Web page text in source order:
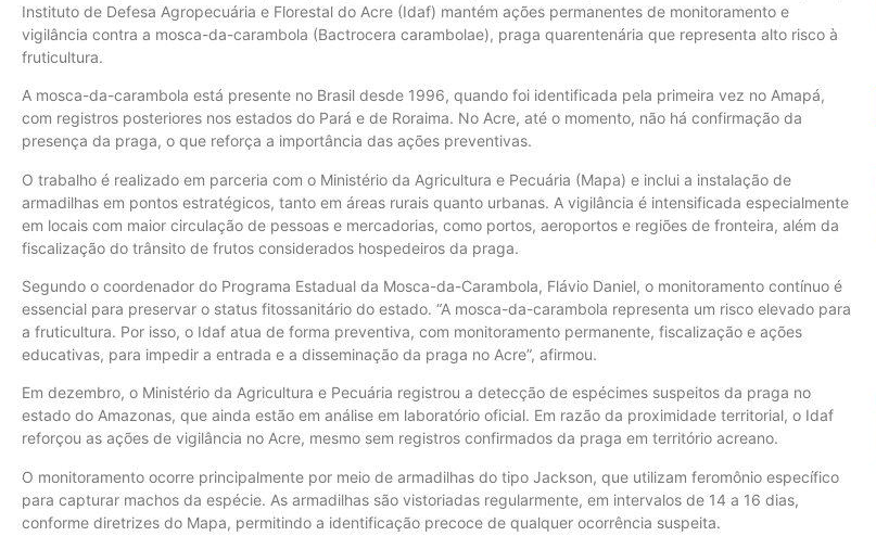
Instituto de Defesa Agropecuária e Florestal do Acre (Idaf) mantém ações permanentes de monitoramento e
vigilância contra a mosca-da-carambola (Bactrocera carambolae), praga quarentenária que representa alto risco à
fruticultura.
A mosca-da-carambola está presente no Brasil desde 1996, quando foi identificada pela primeira vez no Amapá,
com registros posteriores nos estados do Pará e de Roraima. No Acre, até o momento, não há confirmação da
presença da praga, o que reforça a importância das ações preventivas.
O trabalho é realizado em parceria com o Ministério da Agricultura e Pecuária (Mapa) e inclui a instalação de
armadilhas em pontos estratégicos, tanto em áreas rurais quanto urbanas. A vigilância é intensificada especialmente
em locais com maior circulação de pessoas e mercadorias, como portos, aeroportos e regiões de fronteira, além da
fiscalização do trânsito de frutos considerados hospedeiros da praga.
Segundo o coordenador do Programa Estadual da Mosca-da-Carambola, Flávio Daniel, o monitoramento contínuo é
essencial para preservar o status fitossanitário do estado. “A mosca-da-carambola representa um risco elevado para
a fruticultura. Por isso, o Idaf atua de forma preventiva, com monitoramento permanente, fiscalização e ações
educativas, para impedir a entrada e a disseminação da praga no Acre”, afirmou.
Em dezembro, o Ministério da Agricultura e Pecuária registrou a detecção de espécimes suspeitos da praga no
estado do Amazonas, que ainda estão em análise em laboratório oficial. Em razão da proximidade territorial, o Idaf
reforçou as ações de vigilância no Acre, mesmo sem registros confirmados da praga em território acreano.
O monitoramento ocorre principalmente por meio de armadilhas do tipo Jackson, que utilizam feromônio específico
para capturar machos da espécie. As armadilhas são vistoriadas regularmente, em intervalos de 14 a 16 dias,
conforme diretrizes do Mapa, permitindo a identificação precoce de qualquer ocorrência suspeita.